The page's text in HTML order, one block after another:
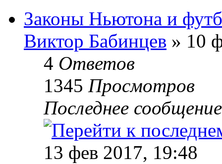
Законы Ньютона и
Виктор Бабинцев » 10
4 Ответов
1345 Просмотров
Последнее
13 фев 2017, 19:48